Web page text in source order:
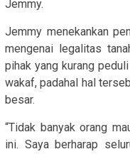
Jemmy.
Jemmy menekankan
mengenai legalitas
pihak yang kurang
wakaf, padahal hal
besar.
“Tidak banyak orang
ini. Saya berharap